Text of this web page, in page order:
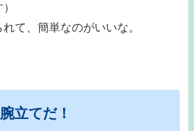
て、簡単なのがいいな。
立てだ！